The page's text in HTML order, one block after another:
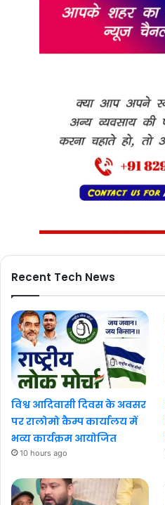
Recent Tech News
विश्व आदिवासी दिवस के अवसर
पर रालोमो कैम्प कार्यालय में
भव्य कार्यक्रम आयोजित
10 hours ago